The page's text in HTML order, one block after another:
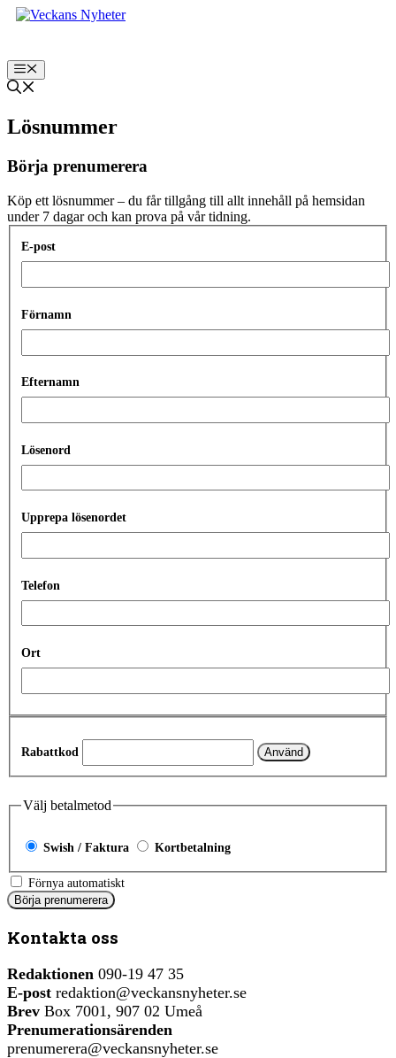
Hoppa
Meny
Lösnummer
Börja prenumerera
Köp ett lösnummer – du får tillgång till allt innehåll på hemsidan
under 7 dagar och kan prova på vår tidning.
E-post
Förnamn
Efternamn
Lösenord
Upprepa lösenordet
Telefon
Ort
Rabattkod Använd
Välj betalmetod
Swish / Faktura Kortbetalning
Förnya automatiskt
Kontakta oss
Redaktionen 090-19 47 35
E-post redaktion@veckansnyheter.se
Brev Box 7001, 907 02 Umeå
Prenumerationsärenden
prenumerera@veckansnyheter.se